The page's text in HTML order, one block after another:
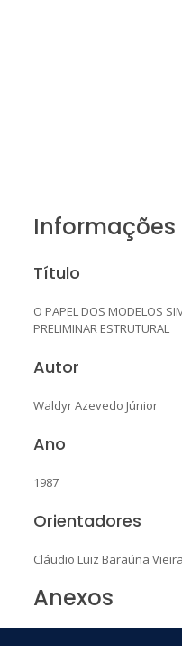
Informações
Título
O PAPEL DOS MODELOS
PRELIMINAR ESTRUTURAL
Autor
Waldyr Azevedo Júnior
Ano
1987
Orientadores
Cláudio Luiz Baraúna Vieira
Anexos